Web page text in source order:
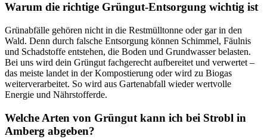
Warum die richtige Grüngut-Entsorgung wichtig ist
Grünabfälle gehören nicht in die Restmülltonne oder gar in den
Wald. Denn durch falsche Entsorgung können Schimmel, Fäulnis
und Schadstoffe entstehen, die Boden und Grundwasser belasten.
Bei uns wird dein Grüngut fachgerecht aufbereitet und verwertet –
das meiste landet in der Kompostierung oder wird zu Biogas
weiterverarbeitet. So wird aus Gartenabfall wieder wertvolle
Energie und Nährstofferde.
Welche Arten von Grüngut kann ich bei Strobl in
Amberg abgeben?